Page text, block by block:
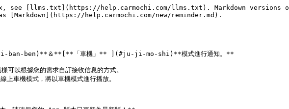
see [llms.txt](https://help.carmochi.com/llms.txt). Markdown versions
help.carmochi.com/new/reminder.md).
ji-ban-ben)**＆**[**「車機」** ](#ju-ji-mo-shi)**模式進行通知。**
可以根據您的需求自訂接收信息的方式。
車機模式，將以車機模式進行播放。